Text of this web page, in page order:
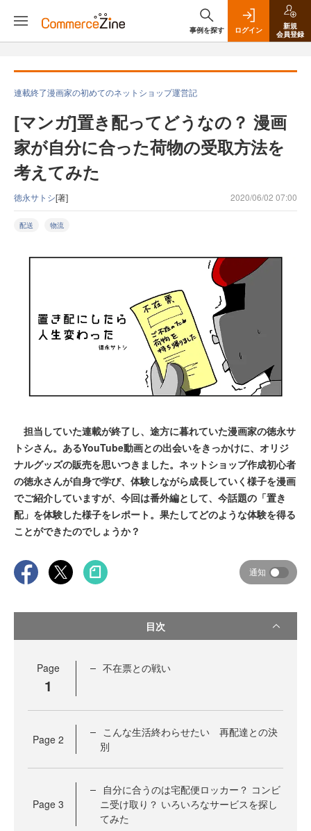
事例を探す ログイン
新規
会員登録
連載終了漫画家の初めてのネットショップ運営記
[マンガ]置き配ってどうなの？ 漫画
家が自分に合った荷物の受取方法を
考えてみた
徳永サトシ[著] 2020/06/02 07:00
配送 物流
担当していた連載が終了し、途方に暮れていた漫画家の徳永サ
トシさん。あるYouTube動画との出会いをきっかけに、オリジ
ナルグッズの販売を思いつきました。ネットショップ作成初心者
の徳永さんが自身で学び、体験しながら成長していく様子を漫画
でご紹介していますが、今回は番外編として、今話題の「置き
配」を体験した様子をレポート。果たしてどのような体験を得る
ことができたのでしょうか？
通知
目次
Page
1
不在票との戦い
Page 2
こんな生活終わらせたい 再配達との決
別
Page 3
自分に合うのは宅配便ロッカー？ コンビ
ニ受け取り？ いろいろなサービスを探し
てみた